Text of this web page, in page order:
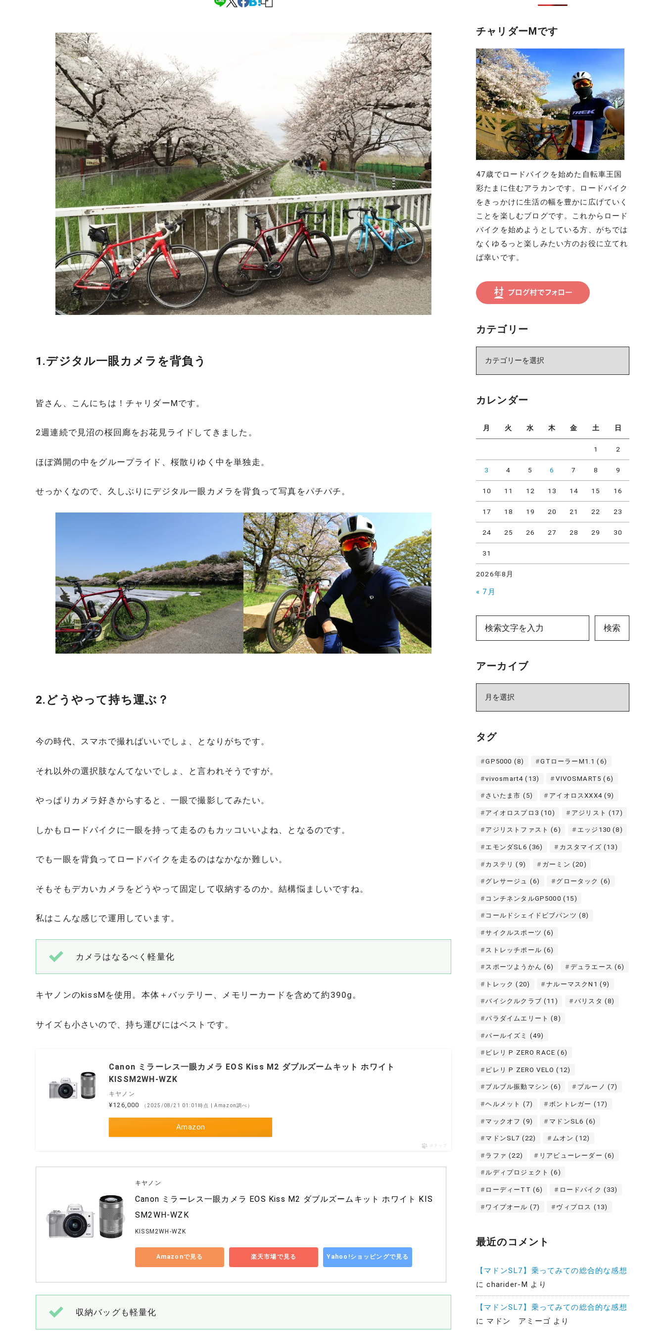
1.デジタル一眼カメラを背負う
皆さん、こんにちは！チャリダーMです。
2週連続で見沼の桜回廊をお花見ライドしてきました。
ほぼ満開の中をグループライド、桜散りゆく中を単独走。
せっかくなので、久しぶりにデジタル一眼カメラを背負って写真をパチパチ。
2.どうやって持ち運ぶ？
今の時代、スマホで撮ればいいでしょ、となりがちです。
それ以外の選択肢なんてないでしょ、と言われそうですが。
やっぱりカメラ好きからすると、一眼で撮影してみたい。
しかもロードバイクに一眼を持って走るのもカッコいいよね、となるのです。
でも一眼を背負ってロードバイクを走るのはなかなか難しい。
そもそもデカいカメラをどうやって固定して収納するのか。結構悩ましいですね。
私はこんな感じで運用しています。
カメラはなるべく軽量化
キヤノンのkissMを使用。本体＋バッテリー、メモリーカードを含めて約390g。
サイズも小さいので、持ち運びにはベストです。
Canon ミラーレス一眼カメラ EOS Kiss M2 ダブルズームキット ホワイト
KISSM2WH-WZK
キヤノン
¥126,000 （2025/08/21 01:01時点 | Amazon調べ）
Amazon
ポチップ
キヤノン
Canon ミラーレス一眼カメラ EOS Kiss M2 ダブルズームキット ホワイト KIS
SM2WH-WZK
KISSM2WH-WZK
Amazonで見る 楽天市場で見る Yahoo!ショッピングで見る
収納バッグも軽量化
チャリダーMです
47歳でロードバイクを始めた自転車王国
彩たまに住むアラカンです。ロードバイク
をきっかけに生活の幅を豊かに広げていく
ことを楽しむブログです。これからロード
バイクを始めようとしている方、がちでは
なくゆるっと楽しみたい方のお役に立てれ
ば幸いです。
カテゴリー
リ
カレンダー
2026年8月
月 火 水 木 金 土 日
1 2
3 4 5 6 7 8 9
10 11 12 13 14 15 16
17 18 19 20 21 22 23
24 25 26 27 28 29 30
31
« 7月
検索
アーカイブ
イ
タグ
GP5000 (8) GTローラーM1.1 (6)
vivosmart4 (13) VIVOSMART5 (6)
さいたま市 (5) アイオロスXXX4(9)
アイオロスプロ3 (10) アジリスト (17)
アジリストファスト (6) エッジ130 (8)
エモンダSL6 (36) カスタマイズ (13)
カステリ (9) ガーミン (20)
グレサージュ (6) グロータック (6)
コンチネンタルGP5000 (15)
コールドシェイドビブパンツ (8)
サイクルスポーツ (6)
ストレッチポール (6)
スポーツようかん (6) デュラエース (6)
トレック (20) ナルーマスクN1 (9)
バイシクルクラブ (11) バリスタ (8)
パラダイムエリート (8)
パールイズミ (49)
ピレリ P ZERO RACE (6)
ピレリ P ZERO VELO (12)
ブルブル振動マシン (6) ブルーノ (7)
ヘルメット (7) ボントレガー (17)
マックオフ (9) マドンSL6 (6)
マドンSL7 (22) ムオン (12)
ラファ (22) リアビューレーダー (6)
ルディプロジェクト (6)
ローディーTT (6) ロードバイク (33)
ワイプオール (7) ヴィプロス (13)
最近のコメント
【マドンSL7】乗ってみての総合的な感想
にcharider-M より
【マドンSL7】乗ってみての総合的な感想
に マドン アミーゴ より